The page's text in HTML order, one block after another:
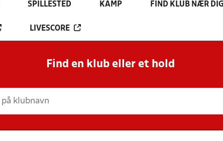
SPILLESTED KAMP FIND KLUB NÆR DIG
LIVESCORE
Find en klub eller et hold